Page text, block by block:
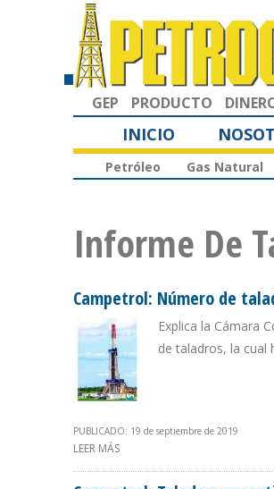
GEP PRODUCTO
INICIO
Petróleo Gas Natural
Informe De
Campetrol: Número de
Explica la Cámara
de taladros, la cual
PUBLICADO: 19 de septiembre de 2019
LEER MÁS